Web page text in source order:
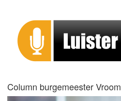
Column burgemeester Vroom